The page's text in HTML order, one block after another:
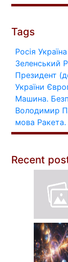
Tags
Росія Україна
Зеленський
Президент
України
Машина.
Володимир
мова Ракета.
Recent